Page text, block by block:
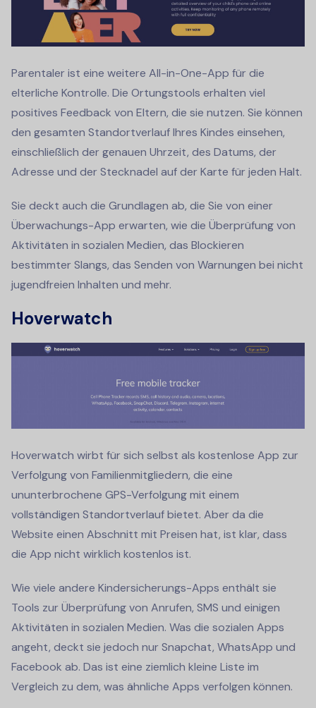
Parentaler ist eine weitere All-in-One-App für die
elterliche Kontrolle. Die Ortungstools erhalten viel
positives Feedback von Eltern, die sie nutzen. Sie können
den gesamten Standortverlauf Ihres Kindes einsehen,
einschließlich der genauen Uhrzeit, des Datums, der
Adresse und der Stecknadel auf der Karte für jeden Halt.
Sie deckt auch die Grundlagen ab, die Sie von einer
Überwachungs-App erwarten, wie die Überprüfung von
Aktivitäten in sozialen Medien, das Blockieren
bestimmter Slangs, das Senden von Warnungen bei nicht
jugendfreien Inhalten und mehr.
Hoverwatch
Hoverwatch wirbt für sich selbst als kostenlose App zur
Verfolgung von Familienmitgliedern, die eine
ununterbrochene GPS-Verfolgung mit einem
vollständigen Standortverlauf bietet. Aber da die
Website einen Abschnitt mit Preisen hat, ist klar, dass
die App nicht wirklich kostenlos ist.
Wie viele andere Kindersicherungs-Apps enthält sie
Tools zur Überprüfung von Anrufen, SMS und einigen
Aktivitäten in sozialen Medien. Was die sozialen Apps
angeht, deckt sie jedoch nur Snapchat, WhatsApp und
Facebook ab. Das ist eine ziemlich kleine Liste im
Vergleich zu dem, was ähnliche Apps verfolgen können.